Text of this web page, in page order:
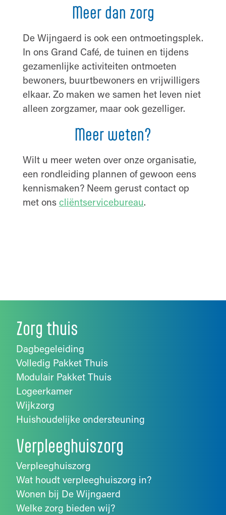
Meer dan zorg
De Wijngaerd is ook een ontmoetingsplek.
In ons Grand Café, de tuinen en tijdens
gezamenlijke activiteiten ontmoeten
bewoners, buurtbewoners en vrijwilligers
elkaar. Zo maken we samen het leven niet
alleen zorgzamer, maar ook gezelliger.
Meer weten?
Wilt u meer weten over onze organisatie,
een rondleiding plannen of gewoon eens
kennismaken? Neem gerust contact op
met ons cliëntservicebureau.
Zorg thuis
Dagbegeleiding
Volledig Pakket Thuis
Modulair Pakket Thuis
Logeerkamer
Wijkzorg
Huishoudelijke ondersteuning
Verpleeghuiszorg
Verpleeghuiszorg
Wat houdt verpleeghuiszorg in?
Wonen bij De Wijngaerd
Welke zorg bieden wij?